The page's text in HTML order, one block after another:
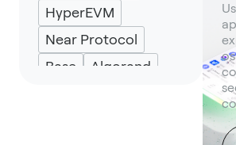
HyperEVM
Near Protocol
Base
Algorand